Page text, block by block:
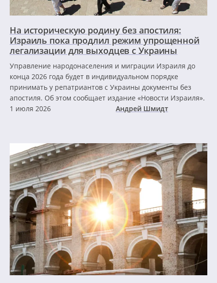
На историческую родину без апостиля:
Израиль пока продлил режим упрощенной
легализации для выходцев с Украины
Управление народонаселения и миграции Израиля до
конца 2026 года будет в индивидуальном порядке
принимать у репатриантов с Украины документы без
апостиля. Об этом сообщает издание «Новости Израиля».
1 июля 2026
Андрей Шмидт